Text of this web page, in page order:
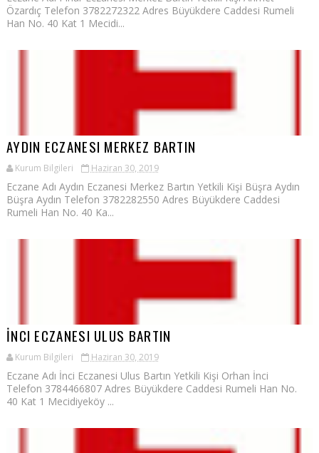
Özardıç Telefon 3782272322 Adres Büyükdere Caddesi Rumeli
Han No. 40 Kat 1 Mecidi...
AYDIN ECZANESI MERKEZ BARTIN
Kurum Bilgileri Haziran 30, 2019
Eczane Adı Aydın Eczanesi Merkez Bartın Yetkili Kişi Büşra Aydın
Büşra Aydın Telefon 3782282550 Adres Büyükdere Caddesi
Rumeli Han No. 40 Ka...
İNCI ECZANESI ULUS BARTIN
Kurum Bilgileri Haziran 30, 2019
Eczane Adı İnci Eczanesi Ulus Bartın Yetkili Kişi Orhan İnci
Telefon 3784466807 Adres Büyükdere Caddesi Rumeli Han No.
40 Kat 1 Mecidiyeköy ...